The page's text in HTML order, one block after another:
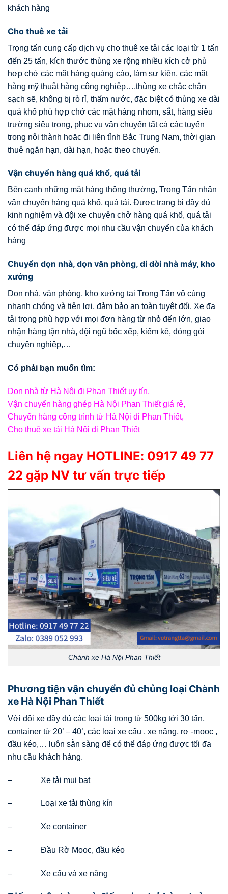
khách hàng
Cho thuê xe tải
Trọng tấn cung cấp dịch vụ cho thuê xe tải các loại từ 1 tấn
đến 25 tấn, kích thước thùng xe rộng nhiều kích cở phù
hợp chở các mặt hàng quảng cáo, làm sự kiện, các mặt
hàng mỹ thuật hàng công nghiệp…,thùng xe chắc chắn
sạch sẽ, không bị rò rỉ, thấm nước, đặc biệt có thùng xe dài
quá khổ phù hợp chở các mặt hàng nhom, sắt, hàng siêu
trường siêu trọng, phục vụ vận chuyển tất cả các tuyến
trong nội thành hoặc đi liên tỉnh Bắc Trung Nam, thời gian
thuê ngắn hạn, dài hạn, hoặc theo chuyến.
Vận chuyển hàng quá khổ, quá tải
Bên cạnh những mặt hàng thông thường, Trọng Tấn nhận
vận chuyển hàng quá khổ, quá tải. Được trang bị đầy đủ
kinh nghiệm và đội xe chuyên chở hàng quá khổ, quá tải
có thể đáp ứng được mọi nhu cầu vận chuyển của khách
hàng
Chuyển dọn nhà, dọn văn phòng, di dời nhà máy, kho
xưởng
Dọn nhà, văn phòng, kho xưởng tại Trọng Tấn vô cùng
nhanh chóng và tiện lợi, đảm bảo an toàn tuyệt đối. Xe đa
tải trọng phù hợp với mọi đơn hàng từ nhỏ đến lớn, giao
nhận hàng tận nhà, đội ngũ bốc xếp, kiểm kê, đóng gói
chuyên nghiệp,…
Có phải bạn muốn tìm:
Dọn nhà từ Hà Nội đi Phan Thiết uy tín,
Vận chuyển hàng ghép Hà Nội Phan Thiết giá rẻ,
Chuyển hàng công trình từ Hà Nội đi Phan Thiết,
Cho thuê xe tải Hà Nội đi Phan Thiết
Liên hệ ngay HOTLINE: 0917 49 77
22 gặp NV tư vấn trực tiếp
Chành xe Hà Nội Phan Thiết
Phương tiện vận chuyển đủ chủng loại Chành
xe Hà Nội Phan Thiết
Với đội xe đầy đủ các loại tải trọng từ 500kg tới 30 tấn,
container từ 20’ – 40’, các loại xe cẩu , xe nâng, rơ -mooc ,
đầu kéo,… luôn sẵn sàng để có thể đáp ứng được tối đa
nhu cầu khách hàng.
– Xe tải mui bạt
– Loại xe tải thùng kín
– Xe container
– Đầu Rờ Mooc, đầu kéo
– Xe cẩu và xe nâng